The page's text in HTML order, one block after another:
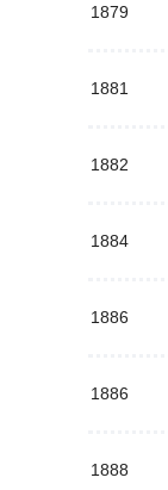
1879
1881
1882
1884
1886
1886
1888